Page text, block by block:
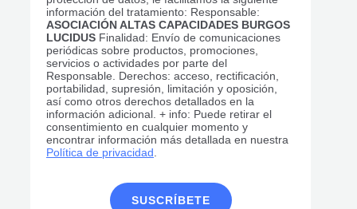
información del tratamiento: Responsable:
ASOCIACIÓN ALTAS CAPACIDADES BURGOS
LUCIDUS Finalidad: Envío de comunicaciones
periódicas sobre productos, promociones,
servicios o actividades por parte del
Responsable. Derechos: acceso, rectificación,
portabilidad, supresión, limitación y oposición,
así como otros derechos detallados en la
información adicional. + info: Puede retirar el
consentimiento en cualquier momento y
encontrar información más detallada en nuestra
Política de privacidad